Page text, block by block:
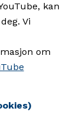
kan
Vi
om